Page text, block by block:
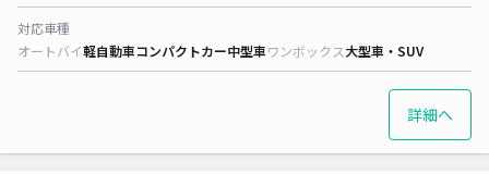
対応車種
オートバイ軽自動車コンパクトカー中型車ワンボックス大型車・SUV
詳細へ